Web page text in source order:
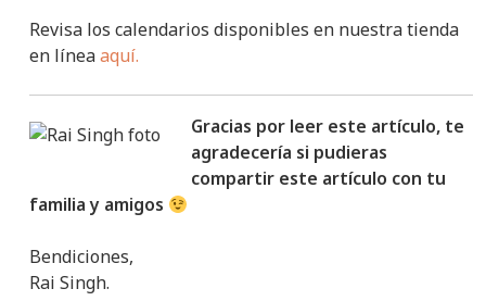
Revisa los calendarios disponibles en nuestra tienda
en líneaaquí.
Gracias por leer este artículo, te
agradecería si pudieras
compartir este artículo con tu
familia y amigos
Bendiciones,
Rai Singh.